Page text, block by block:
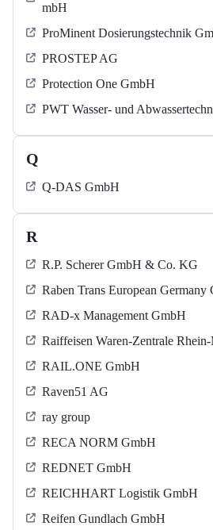
mbH
ProMinent Dosierungstechnik
PROSTEP AG
Protection One GmbH
PWT Wasser- und
Q
Q-DAS GmbH
R
R.P. Scherer GmbH & Co. KG
Raben Trans European Germany
RAD-x Management GmbH
Raiffeisen Waren-Zentrale
RAIL.ONE GmbH
Raven51 AG
ray group
RECA NORM GmbH
REDNET GmbH
REICHHART Logistik GmbH
Reifen Gundlach GmbH